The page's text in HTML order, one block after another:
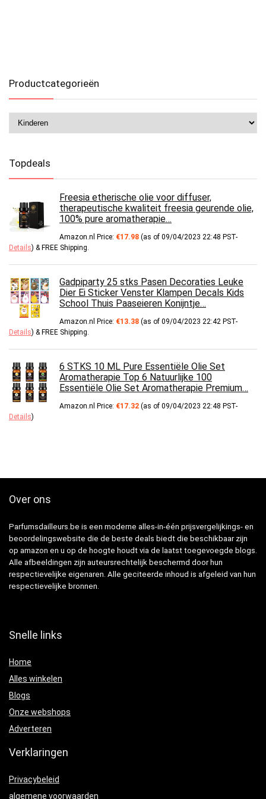
Productcategorieën
Topdeals
Freesia etherische olie voor diffuser,
therapeutische kwaliteit freesia geurende olie,
100% pure aromatherapie…
Amazon.nl Price: €17.98 (as of 09/04/2023 22:48 PST-
Details) & FREE Shipping.
Gadpiparty 25 stks Pasen Decoraties Leuke
Dier Ei Sticker Venster Klampen Decals Kids
School Thuis Paaseieren Konijntje…
Amazon.nl Price: €13.38 (as of 09/04/2023 22:42 PST-
Details) & FREE Shipping.
6 STKS 10 ML Pure Essentiële Olie Set
Aromatherapie Top 6 Natuurlijke 100
Essentiële Olie Set Aromatherapie Premium…
Amazon.nl Price: €17.32 (as of 09/04/2023 22:48 PST-
Details)
Over ons
Parfumsdailleurs.be is een moderne alles-in-één prijsvergelijkings- en
beoordelingswebsite die de beste deals biedt die beschikbaar zijn
op amazon en u op de hoogte houdt via de laatst toegevoegde blogs.
Alle afbeeldingen zijn auteursrechtelijk beschermd door hun
respectievelijke eigenaren. Alle geciteerde inhoud is afgeleid van hun
respectievelijke bronnen.
Snelle links
Home
Alles winkelen
Blogs
Onze webshops
Adverteren
Verklaringen
Privacybeleid
algemene voorwaarden